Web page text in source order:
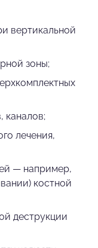
вертикальной
зоны;
каналов;
лечения,
— например,
костной
деструкции